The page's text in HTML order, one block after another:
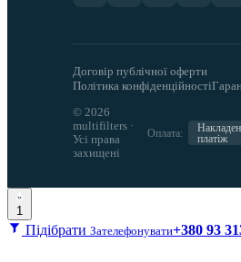
Договір публічної оферти
Політика конфіденційності
© 2026
multifilters ·
Усі права
захищені
Оплата:
платіж
1
Підібрати Зателефонувати+380 93